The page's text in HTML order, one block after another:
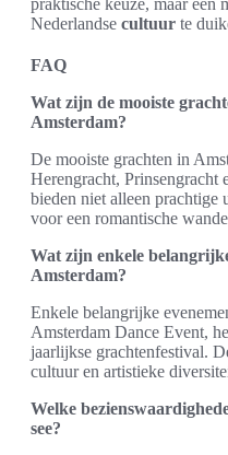
praktische keuze, maar een
Nederlandse cultuur te
FAQ
Wat zijn de mooiste
Amsterdam?
De mooiste grachten in
Herengracht, Prinsengracht
bieden niet alleen prachtige
voor een romantische
Wat zijn enkele
Amsterdam?
Enkele belangrijke
Amsterdam Dance Event,
jaarlijkse grachtenfestival.
cultuur en artistieke
Welke
see?